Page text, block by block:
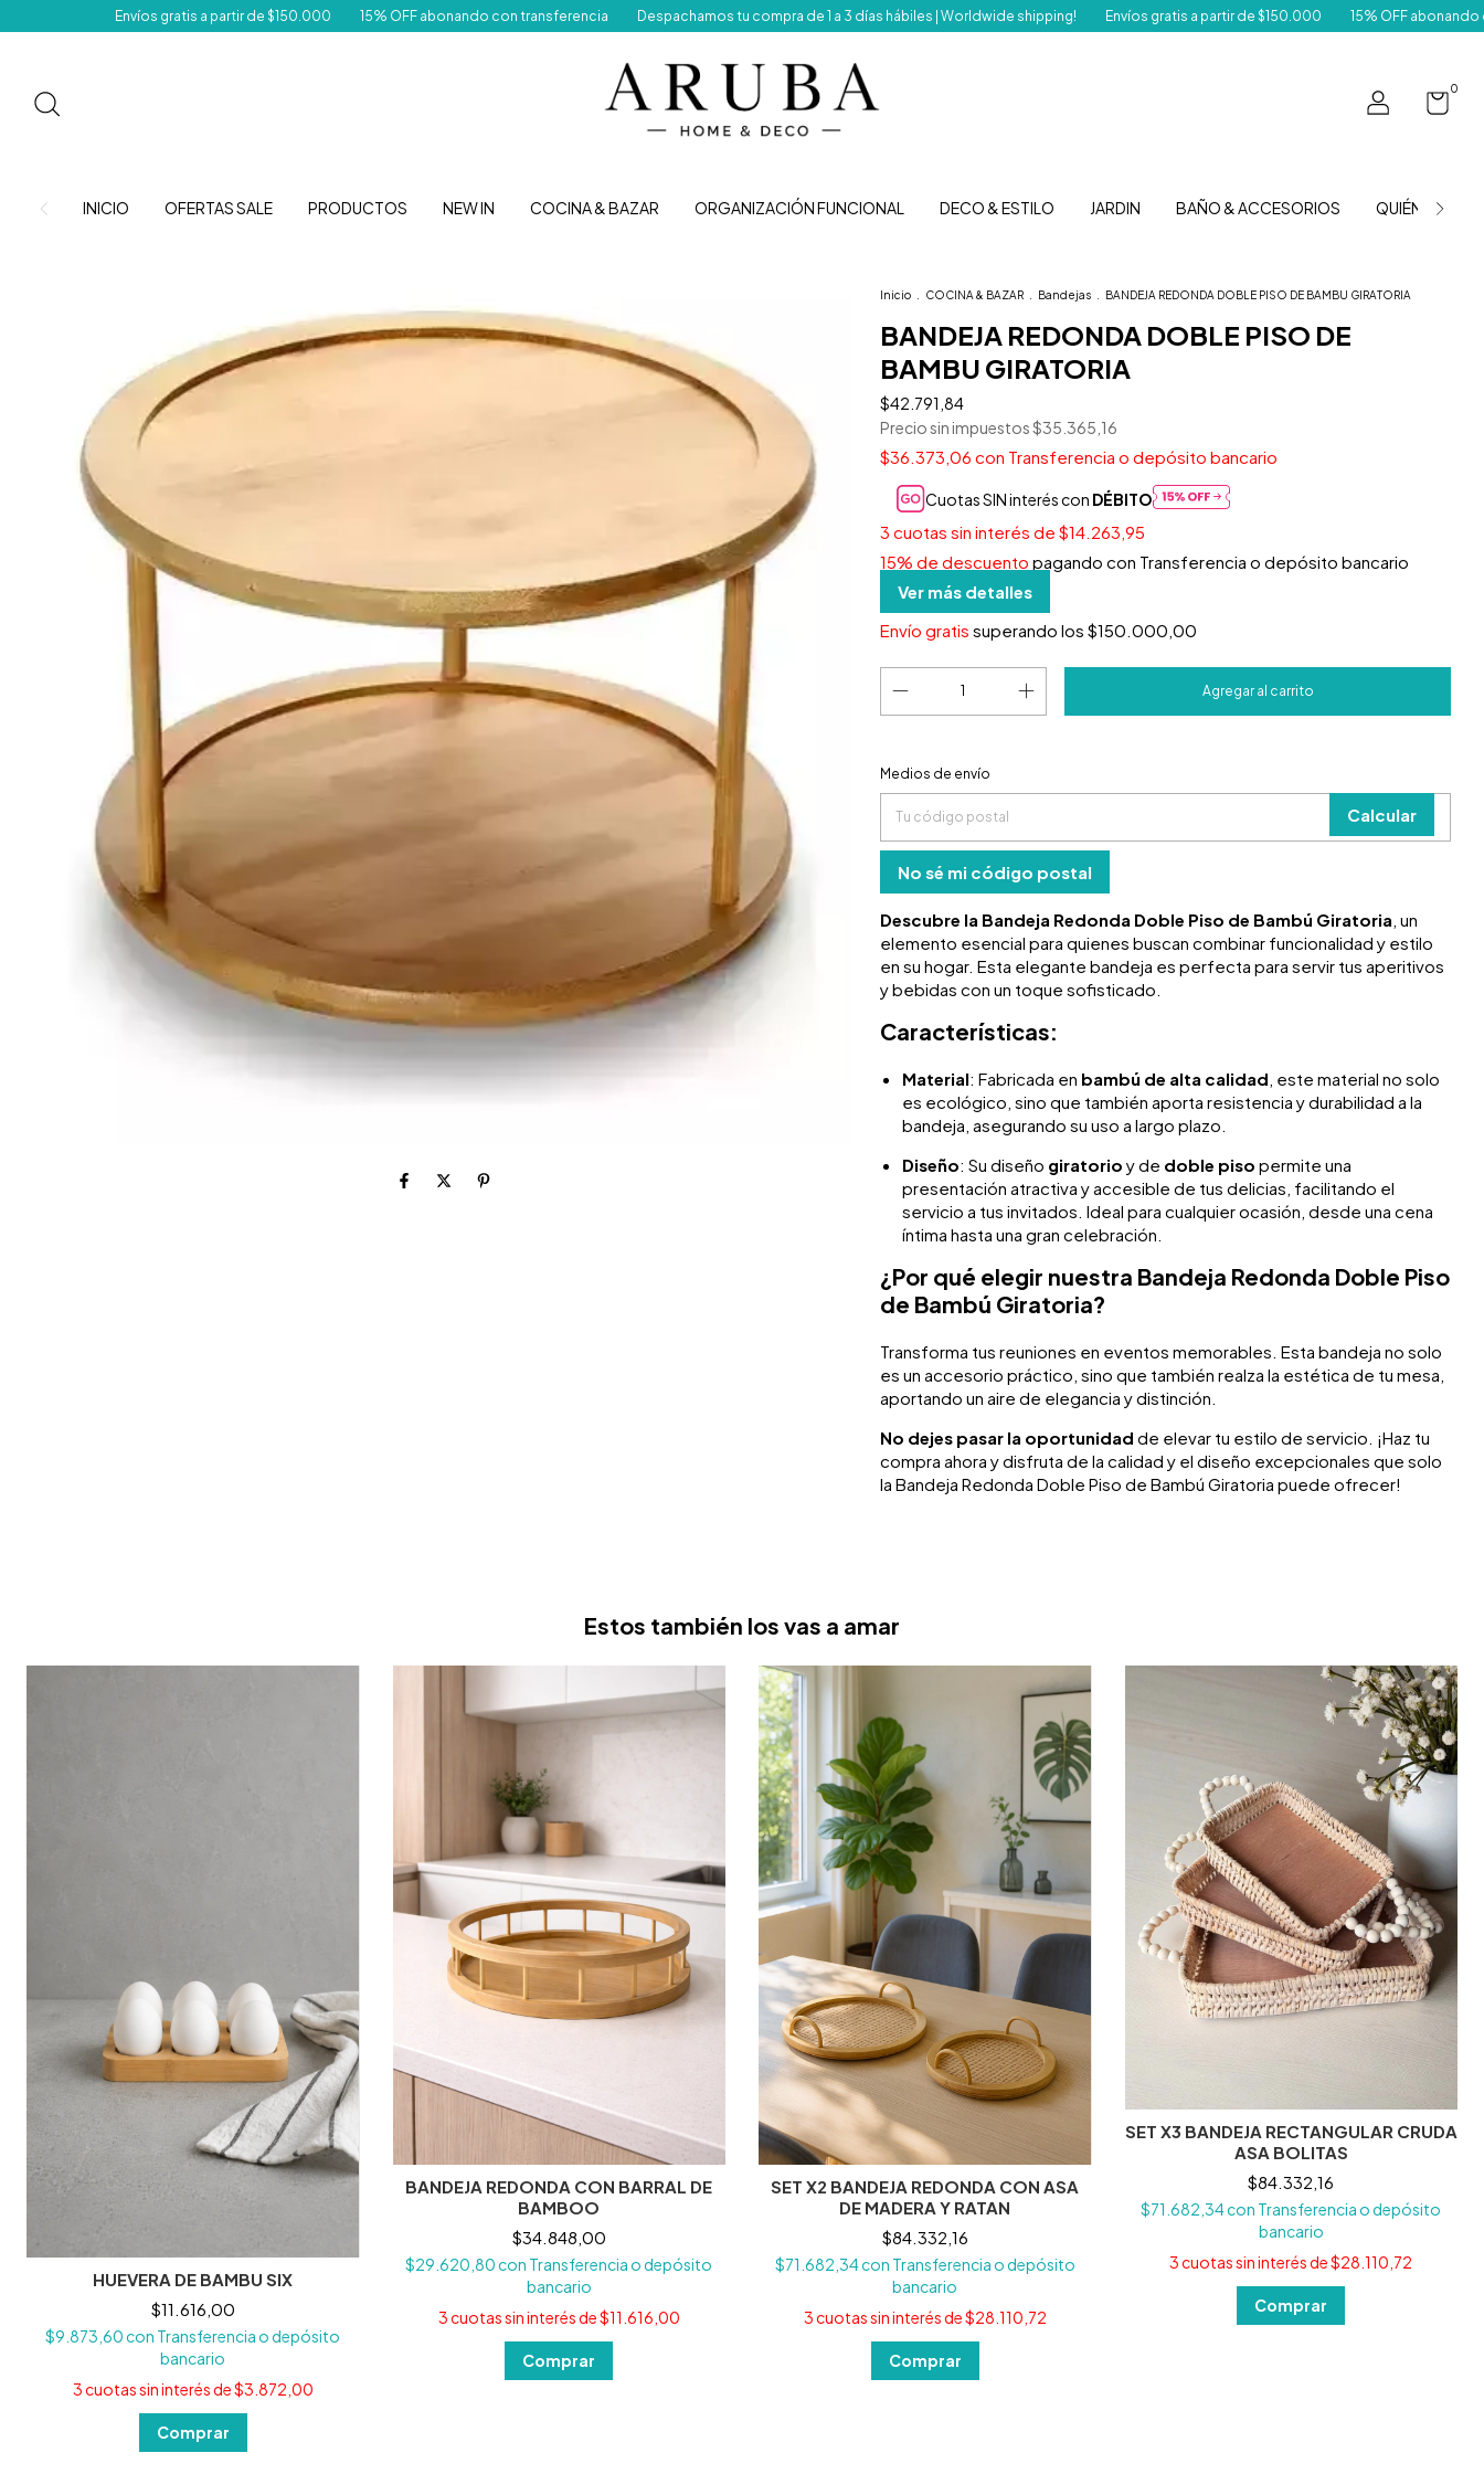
Envíos gratis a partir de $150.000 15% OFF abonando con transferencia Despachamos tu compra de 1 a 3 días hábiles | Worldwide shipping! Envíos gratis a partir de $150.000 15% OFF abonando con
0
INICIO OFERTAS SALE PRODUCTOS NEW IN COCINA & BAZAR ORGANIZACIÓN FUNCIONAL DECO & ESTILO JARDIN BAÑO & ACCESORIOS QUIÉNES
Inicio COCINA & BAZAR Bandejas BANDEJA REDONDA DOBLE PISO DE BAMBU GIRATORIA
BANDEJA REDONDA DOBLE PISO DE
BAMBU GIRATORIA
$42.791,84
Precio sin impuestos$35.365,16
$36.373,06 con Transferencia o depósito bancario
Cuotas SIN interés con DÉBITO
3 cuotas sin interés de $14.263,95
15% de descuento pagando con Transferencia o depósito bancario
Ver más detalles
Envío gratis superando los $150.000,00
Entregas para el CP:
Medios de envío
Calcular
No sé mi código postal
Descubre la Bandeja Redonda Doble Piso de Bambú Giratoria, un
elemento esencial para quienes buscan combinar funcionalidad y estilo
en su hogar. Esta elegante bandeja es perfecta para servir tus aperitivos
y bebidas con un toque sofisticado.
Características:
Material: Fabricada en bambú de alta calidad, este material no solo
es ecológico, sino que también aporta resistencia y durabilidad a la
bandeja, asegurando su uso a largo plazo.
Diseño: Su diseño giratorio y de doble piso permite una
presentación atractiva y accesible de tus delicias, facilitando el
servicio a tus invitados. Ideal para cualquier ocasión, desde una cena
íntima hasta una gran celebración.
¿Por qué elegir nuestra Bandeja Redonda Doble Piso
de Bambú Giratoria?
Transforma tus reuniones en eventos memorables. Esta bandeja no solo
es un accesorio práctico, sino que también realza la estética de tu mesa,
aportando un aire de elegancia y distinción.
No dejes pasar la oportunidad de elevar tu estilo de servicio. ¡Haz tu
compra ahora y disfruta de la calidad y el diseño excepcionales que solo
la Bandeja Redonda Doble Piso de Bambú Giratoria puede ofrecer!
Estos también los vas a amar
HUEVERA DE BAMBU SIX
$11.616,00
$9.873,60con Transferencia o depósito
bancario
3cuotas sin interés de$3.872,00
BANDEJA REDONDA CON BARRAL DE
BAMBOO
$34.848,00
$29.620,80con Transferencia o depósito
bancario
3cuotas sin interés de$11.616,00
SET X2 BANDEJA REDONDA CON ASA
DE MADERA Y RATAN
$84.332,16
$71.682,34con Transferencia o depósito
bancario
3cuotas sin interés de$28.110,72
SET X3 BANDEJA RECTANGULAR CRUDA
ASA BOLITAS
$84.332,16
$71.682,34con Transferencia o depósito
bancario
3cuotas sin interés de$28.110,72